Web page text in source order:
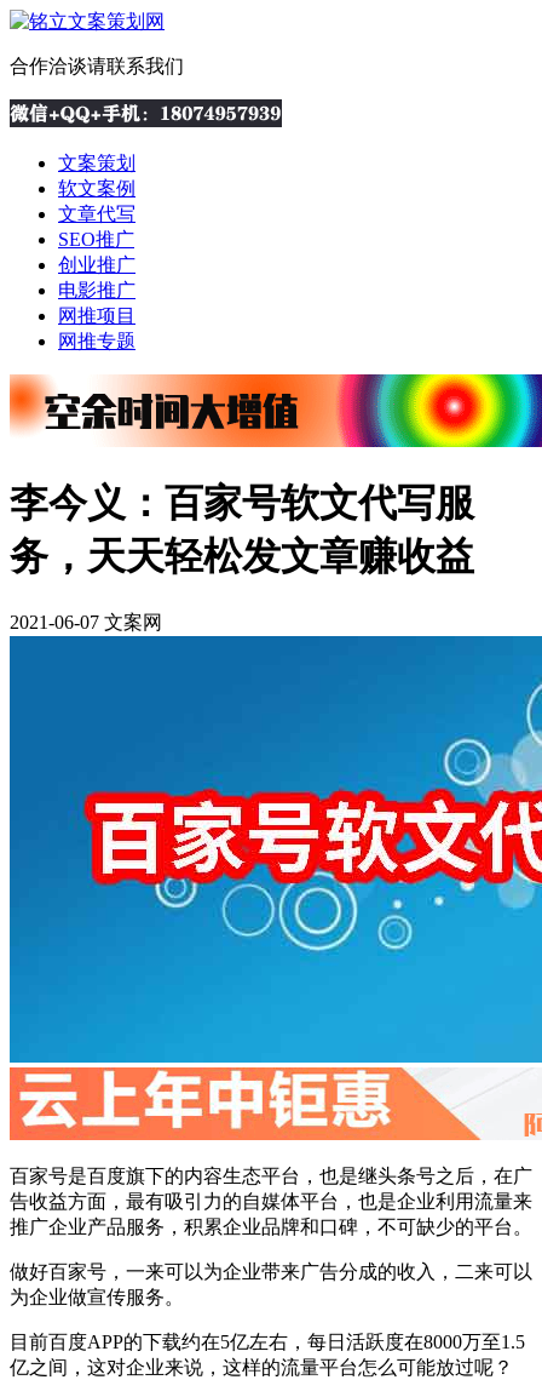
合作洽谈请联系我们
文案策划
软文案例
文章代写
SEO推广
创业推广
电影推广
网推项目
网推专题
李今义：百家号软文代写服
务，天天轻松发文章赚收益
2021-06-07 文案网
百家号是百度旗下的内容生态平台，也是继头条号之后，在广
告收益方面，最有吸引力的自媒体平台，也是企业利用流量来
推广企业产品服务，积累企业品牌和口碑，不可缺少的平台。
做好百家号，一来可以为企业带来广告分成的收入，二来可以
为企业做宣传服务。
目前百度APP的下载约在5亿左右，每日活跃度在8000万至1.5
亿之间，这对企业来说，这样的流量平台怎么可能放过呢？